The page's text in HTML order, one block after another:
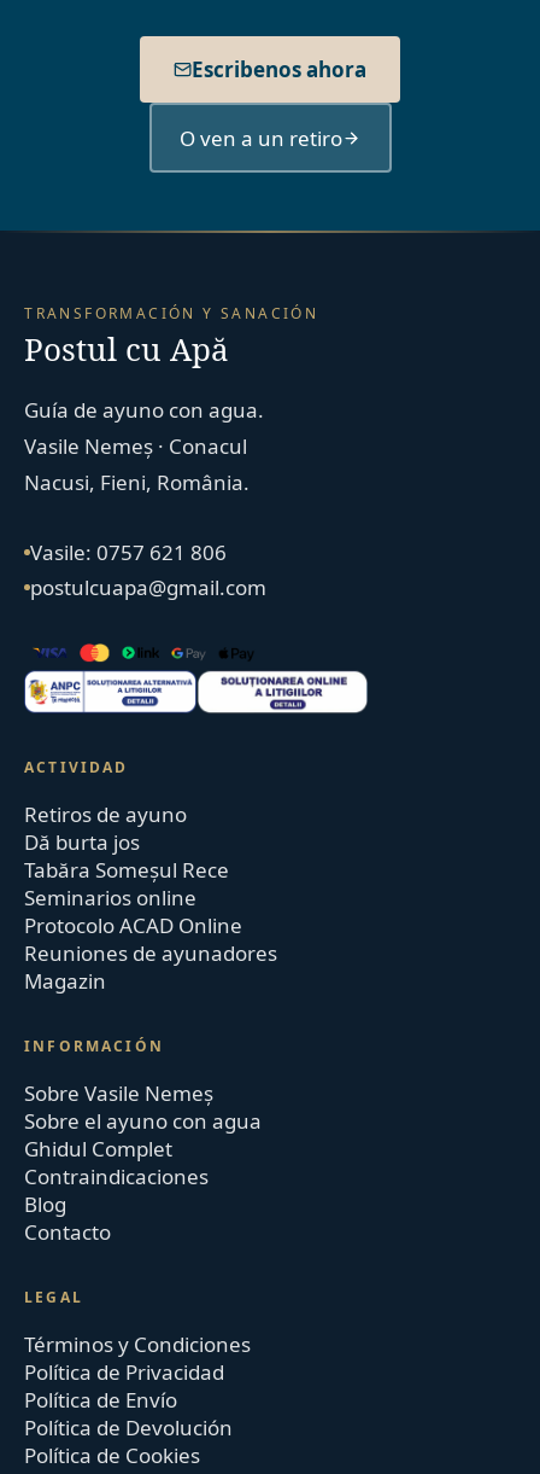
Escribenos ahora
O ven a un retiro
TRANSFORMACIÓN Y SANACIÓN
Postul cu Apă
Guía de ayuno con agua.
Vasile Nemeș · Conacul
Nacusi, Fieni, România.
Vasile: 0757 621 806
postulcuapa@gmail.com
ACTIVIDAD
Retiros de ayuno
Dă burta jos
Tabăra Someșul Rece
Seminarios online
Protocolo ACAD Online
Reuniones de ayunadores
Magazin
INFORMACIÓN
Sobre Vasile Nemeș
Sobre el ayuno con agua
Ghidul Complet
Contraindicaciones
Blog
Contacto
LEGAL
Términos y Condiciones
Política de Privacidad
Política de Envío
Política de Devolución
Política de Cookies